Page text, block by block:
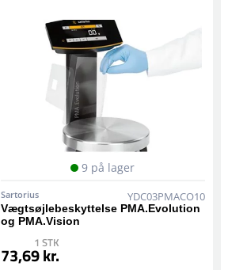
9 på lager
Sartorius YDC03PMACO10
Vægtsøjlebeskyttelse PMA.Evolution
og PMA.Vision
1 STK
73,69 kr.